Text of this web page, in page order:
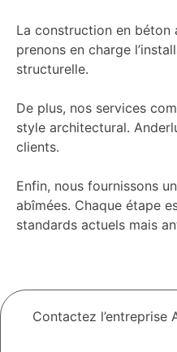
La construction en béton
prenons en charge
structurelle.
De plus, nos services
style architectural.
clients.
Enfin, nous fournissons
abîmées. Chaque étape
standards actuels mais
Contactez